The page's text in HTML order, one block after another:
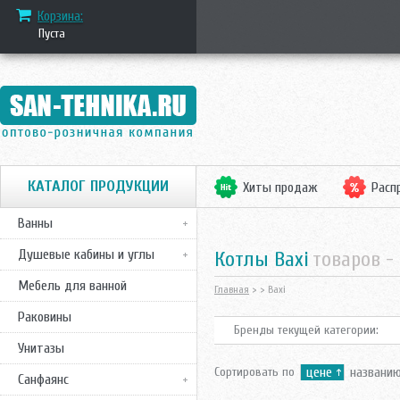
Корзина:
Пуста
КАТАЛОГ ПРОДУКЦИИ
Ванны
Душевые кабины и углы
Мебель для ванной
Раковины
Унитазы
Санфаянс
Хиты продаж
котлы Baxi товаров -
Главная > > Baxi
Бренды текущей категории:
Сортировать по цене